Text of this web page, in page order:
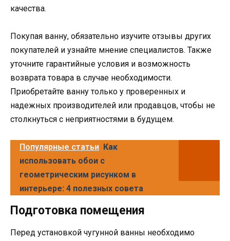
качества.
Покупая ванну, обязательно изучите отзывы других
покупателей и узнайте мнение специалистов. Также
уточните гарантийные условия и возможность
возврата товара в случае необходимости.
Приобретайте ванну только у проверенных и
надежных производителей или продавцов, чтобы не
столкнуться с неприятностями в будущем.
Популярные статьи Как
использовать обои с
геометрическим рисунком в
интерьере: 4 полезных совета
Подготовка помещения
Перед установкой чугунной ванны необходимо